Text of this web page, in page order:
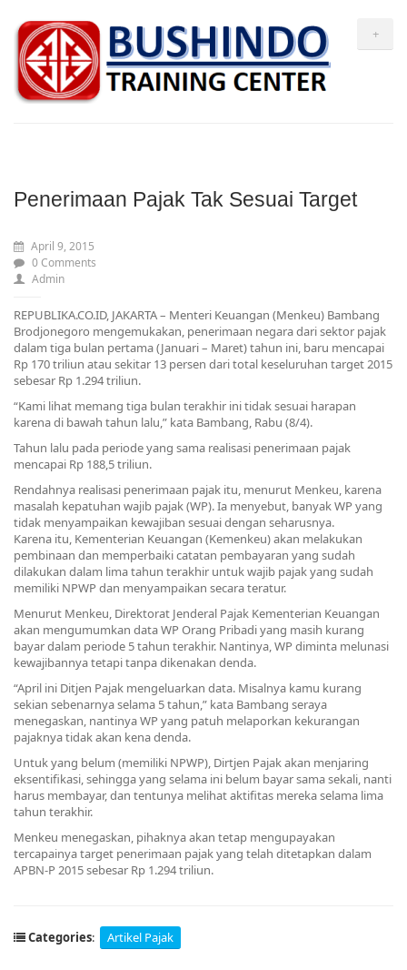
+
Penerimaan Pajak Tak Sesuai Target
April 9, 2015
0 Comments
Admin
REPUBLIKA.CO.ID, JAKARTA – Menteri Keuangan (Menkeu) Bambang
Brodjonegoro mengemukakan, penerimaan negara dari sektor pajak
dalam tiga bulan pertama (Januari – Maret) tahun ini, baru mencapai
Rp 170 triliun atau sekitar 13 persen dari total keseluruhan target 2015
sebesar Rp 1.294 triliun.
“Kami lihat memang tiga bulan terakhir ini tidak sesuai harapan
karena di bawah tahun lalu,” kata Bambang, Rabu (8/4).
Tahun lalu pada periode yang sama realisasi penerimaan pajak
mencapai Rp 188,5 triliun.
Rendahnya realisasi penerimaan pajak itu, menurut Menkeu, karena
masalah kepatuhan wajib pajak (WP). Ia menyebut, banyak WP yang
tidak menyampaikan kewajiban sesuai dengan seharusnya.
Karena itu, Kementerian Keuangan (Kemenkeu) akan melakukan
pembinaan dan memperbaiki catatan pembayaran yang sudah
dilakukan dalam lima tahun terakhir untuk wajib pajak yang sudah
memiliki NPWP dan menyampaikan secara teratur.
Menurut Menkeu, Direktorat Jenderal Pajak Kementerian Keuangan
akan mengumumkan data WP Orang Pribadi yang masih kurang
bayar dalam periode 5 tahun terakhir. Nantinya, WP diminta melunasi
kewajibannya tetapi tanpa dikenakan denda.
“April ini Ditjen Pajak mengeluarkan data. Misalnya kamu kurang
sekian sebenarnya selama 5 tahun,” kata Bambang seraya
menegaskan, nantinya WP yang patuh melaporkan kekurangan
pajaknya tidak akan kena denda.
Untuk yang belum (memiliki NPWP), Dirtjen Pajak akan menjaring
eksentifikasi, sehingga yang selama ini belum bayar sama sekali, nanti
harus membayar, dan tentunya melihat aktifitas mereka selama lima
tahun terakhir.
Menkeu menegaskan, pihaknya akan tetap mengupayakan
tercapainya target penerimaan pajak yang telah ditetapkan dalam
APBN-P 2015 sebesar Rp 1.294 triliun.
Categories: Artikel Pajak